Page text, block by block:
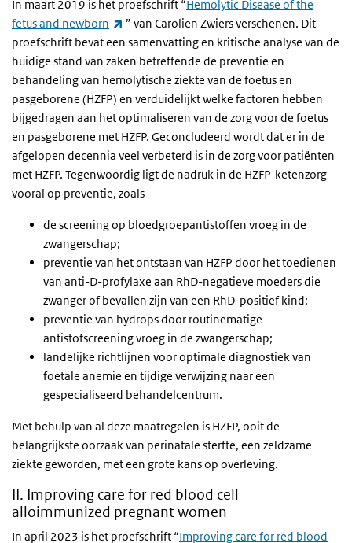
In maart 2019 is het proefschrift “Hemolytic Disease of the
fetus and newborn
(externe link)
” van Carolien Zwiers verschenen. Dit
proefschrift bevat een samenvatting en kritische analyse van de
huidige stand van zaken betreffende de preventie en
behandeling van hemolytische ziekte van de foetus en
pasgeborene (HZFP) en verduidelijkt welke factoren hebben
bijgedragen aan het optimaliseren van de zorg voor de foetus
en pasgeborene met HZFP. Geconcludeerd wordt dat er in de
afgelopen decennia veel verbeterd is in de zorg voor patiënten
met HZFP. Tegenwoordig ligt de nadruk in de HZFP-ketenzorg
vooral op preventie, zoals
de screening op bloedgroepantistoffen vroeg in de
zwangerschap;
preventie van het ontstaan van HZFP door het toedienen
van anti-D-profylaxe aan RhD-negatieve moeders die
zwanger of bevallen zijn van een RhD-positief kind;
preventie van hydrops door routinematige
antistofscreening vroeg in de zwangerschap;
landelijke richtlijnen voor optimale diagnostiek van
foetale anemie en tijdige verwijzing naar een
gespecialiseerd behandelcentrum.
Met behulp van al deze maatregelen is HZFP, ooit de
belangrijkste oorzaak van perinatale sterfte, een zeldzame
ziekte geworden, met een grote kans op overleving.
II. Improving care for red blood cell
alloimmunized pregnant women
In april 2023 is het proefschrift “Improving care for red blood